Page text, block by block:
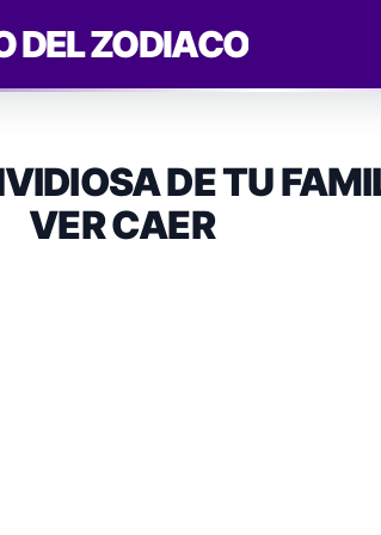
DEL ZODIACO
DE TU
VER CAER